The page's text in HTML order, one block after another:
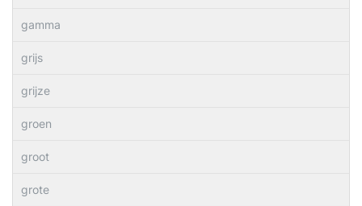
gamma
grijs
grijze
groen
groot
grote